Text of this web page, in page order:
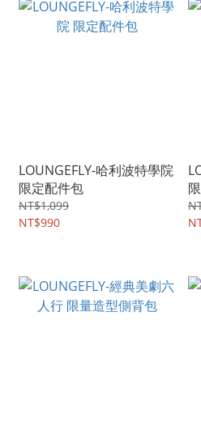
LOUNGEFLY-哈利波特學院
限定配件包
NT$1,099
NT$990